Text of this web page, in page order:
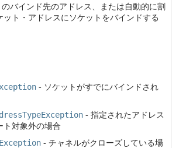
バインド先のアドレス、または自動的に割
ット・アドレスにソケットをバインドする
- ソケットがすでにバインドされ
- 指定されたアドレス
ト対象外の場合
- チャネルがクローズしている場